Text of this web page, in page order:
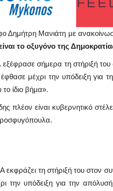
Δημήτρη Μανιάτη με
το οξυγόνο της
εξέφρασε σήμερα τη στήριξή
μέχρι την υπόδειξη για
το ίδιο βήμα».
πλέον είναι κυβερνητικό
εκφράζει τη στήριξή του στον
την υπόδειξη για την